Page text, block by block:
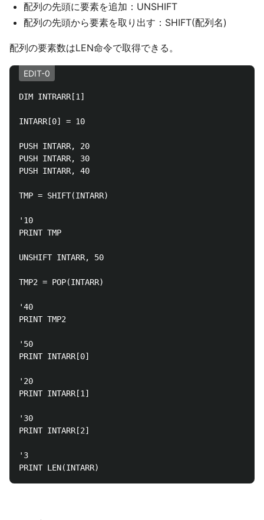
配列の先頭に要素を追加：UNSHIFT
配列の先頭から要素を取り出す：SHIFT(配列名)
配列の要素数はLEN命令で取得できる。
EDIT-0
DIM INTRARR[1]
INTARR[0] = 10
PUSH INTARR, 20
PUSH INTARR, 30
PUSH INTARR, 40
TMP = SHIFT(INTARR)
'10
PRINT TMP
UNSHIFT INTARR, 50
TMP2 = POP(INTARR)
'40
PRINT TMP2
'50
PRINT INTARR[0]
'20
PRINT INTARR[1]
'30
PRINT INTARR[2]
'3